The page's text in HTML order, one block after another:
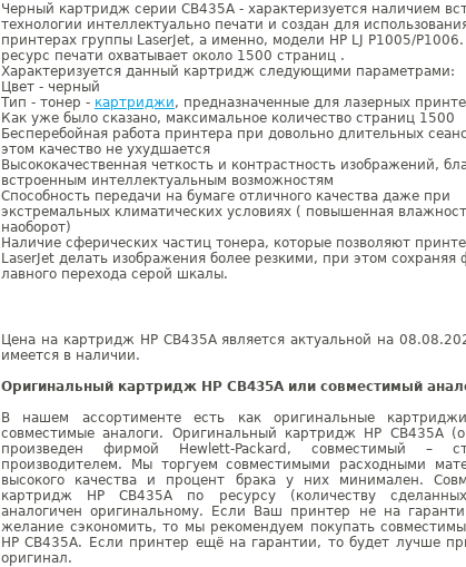
Черный картридж серии CB435A - характеризуется наличием
технологии интеллектуально печати и создан для
принтерах группы LaserJet, а именно, модели HP LJ P1005/P1006.
ресурс печати охватывает около 1500 страниц .
Характеризуется данный картридж следующими параметрами:
Цвет - черный
Тип - тонер - картриджи, предназначенные для лазерных
Как уже было сказано, максимальное количество страниц 1500
Бесперебойная работа принтера при довольно длительных
этом качество не ухудшается
Высококачественная четкость и контрастность изображений,
встроенным интеллектуальным возможностям
Способность передачи на бумаге отличного качества даже при
экстремальных климатических условиях ( повышенная
наоборот)
Наличие сферических частиц тонера, которые позволяют
LaserJet делать изображения более резкими, при этом сохраняя
лавного перехода серой шкалы.
Цена на картридж HP CB435A является актуальной на
имеется в наличии.
Оригинальный картридж HP CB435A или совместимый
В нашем ассортименте есть как оригинальные
совместимые аналоги. Оригинальный картридж HP CB435A
произведен фирмой Hewlett-Packard, совместимый –
производителем. Мы торгуем совместимыми расходными
высокого качества и процент брака у них минимален.
картридж HP CB435A по ресурсу (количеству
аналогичен оригинальному. Если Ваш принтер не на
желание сэкономить, то мы рекомендуем покупать
HP CB435A. Если принтер ещё на гарантии, то будет лучше
оригинал.